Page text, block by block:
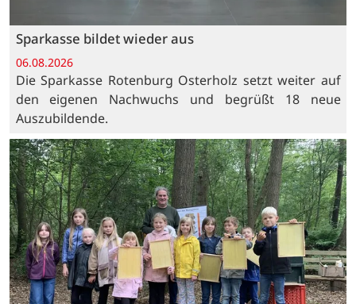
Sparkasse bildet wieder aus
06.08.2026
Die Sparkasse Rotenburg Osterholz setzt weiter auf
den eigenen Nachwuchs und begrüßt 18 neue
Auszubildende.